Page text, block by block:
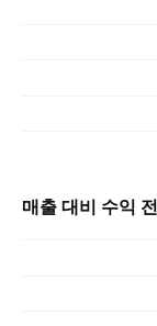
매출 대비 수익